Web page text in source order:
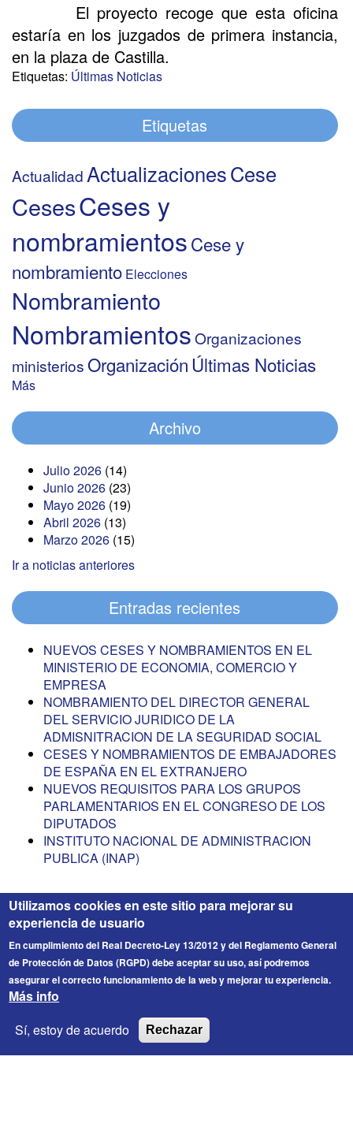
El proyecto recoge que esta oficina
estaría en los juzgados de primera instancia,
en la plaza de Castilla.
Etiquetas: Últimas Noticias
Etiquetas
Actualidad ActualizacionesCese
CesesCeses y
nombramientosCese y
nombramiento Elecciones
Nombramiento
NombramientosOrganizaciones
ministeriosOrganizaciónÚltimas Noticias
Más
Archivo
Julio 2026 (14)
Junio 2026 (23)
Mayo 2026 (19)
Abril 2026 (13)
Marzo 2026 (15)
Ir a noticias anteriores
Entradas recientes
NUEVOS CESES Y NOMBRAMIENTOS EN EL
MINISTERIO DE ECONOMIA, COMERCIO Y
EMPRESA
NOMBRAMIENTO DEL DIRECTOR GENERAL
DEL SERVICIO JURIDICO DE LA
ADMISNITRACION DE LA SEGURIDAD SOCIAL
CESES Y NOMBRAMIENTOS DE EMBAJADORES
DE ESPAÑA EN EL EXTRANJERO
NUEVOS REQUISITOS PARA LOS GRUPOS
PARLAMENTARIOS EN EL CONGRESO DE LOS
DIPUTADOS
INSTITUTO NACIONAL DE ADMINISTRACION
PUBLICA (INAP)
FICESA
derechos reservados.
Utilizamos cookies en este sitio para mejorar su
experiencia de usuario
En cumplimiento del Real Decreto-Ley 13/2012 y del Reglamento General
de Protección de Datos (RGPD) debe aceptar su uso, así podremos
asegurar el correcto funcionamiento de la web y mejorar tu experiencia.
Más info
Sí, estoy de acuerdo
Rechazar